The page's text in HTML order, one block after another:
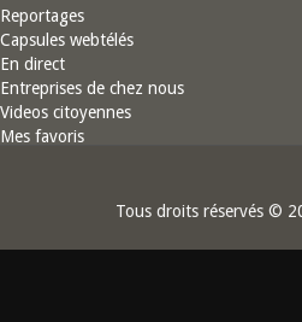
Reportages
Capsules webtélés
En direct
Entreprises de chez nous
Videos citoyennes
Mes favoris
Tous droits réservés ©